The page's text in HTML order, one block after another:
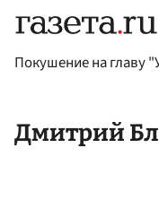
Покушение на главу
Дмитрий